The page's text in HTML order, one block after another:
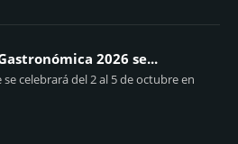
2026 se...
se celebrará del 2 al 5 de octubre en